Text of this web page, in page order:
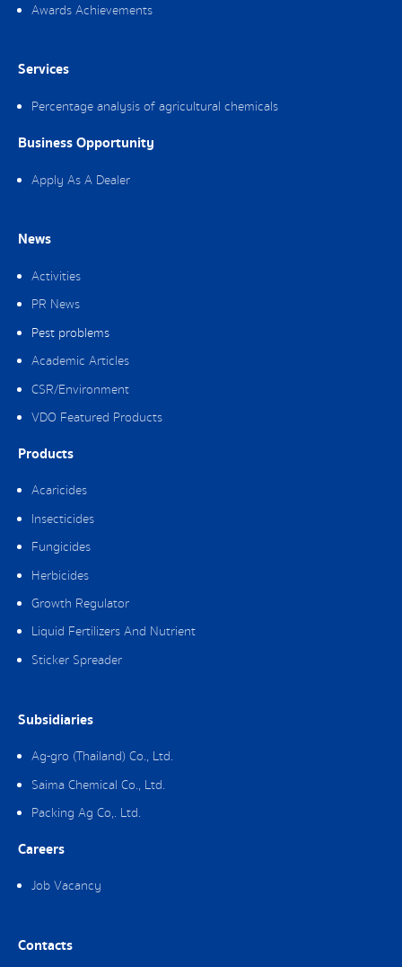
Awards Achievements
Services
Percentage analysis of agricultural chemicals
Business Opportunity
Apply As A Dealer
News
Activities
PR News
Pest problems
Academic Articles
CSR/Environment
VDO Featured Products
Products
Acaricides
Insecticides
Fungicides
Herbicides
Growth Regulator
Liquid Fertilizers And Nutrient
Sticker Spreader
Subsidiaries
Ag-gro (Thailand) Co., Ltd.
Saima Chemical Co., Ltd.
Packing Ag Co,. Ltd.
Careers
Job Vacancy
Contacts